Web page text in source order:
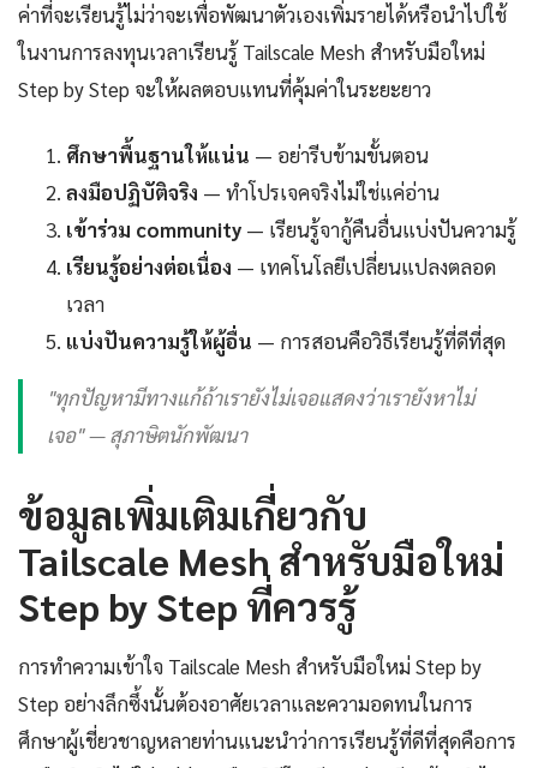
ค่าที่จะเรียนรู้ไม่ว่าจะเพื่อพัฒนาตัวเองเพิ่มรายได้หรือนำไปใช้
ในงานการลงทุนเวลาเรียนรู้ Tailscale Mesh สำหรับมือใหม่
Step by Step จะให้ผลตอบแทนที่คุ้มค่าในระยะยาว
ศึกษาพื้นฐานให้แน่น — อย่ารีบข้ามขั้นตอน
ลงมือปฏิบัติจริง — ทำโปรเจคจริงไม่ใช่แค่อ่าน
เข้าร่วม community — เรียนรู้จากู้คืนอื่นแบ่งปันความรู้
เรียนรู้อย่างต่อเนื่อง — เทคโนโลยีเปลี่ยนแปลงตลอด
เวลา
แบ่งปันความรู้ให้ผู้อื่น — การสอนคือวิธีเรียนรู้ที่ดีที่สุด
"ทุกปัญหามีทางแก้ถ้าเรายังไม่เจอแสดงว่าเรายังหาไม่
เจอ" — สุภาษิตนักพัฒนา
ข้อมูลเพิ่มเติมเกี่ยวกับ
Tailscale Mesh สำหรับมือใหม่
Step by Step ที่ควรรู้
การทำความเข้าใจ Tailscale Mesh สำหรับมือใหม่ Step by
Step อย่างลึกซึ้งนั้นต้องอาศัยเวลาและความอดทนในการ
ศึกษาผู้เชี่ยวชาญหลายท่านแนะนำว่าการเรียนรู้ที่ดีที่สุดคือการ